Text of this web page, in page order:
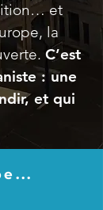
et
la
C’est
: une
et qui